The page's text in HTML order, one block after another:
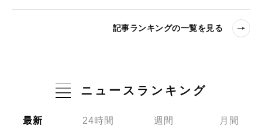
記事ランキングの一覧を見る
ニュースランキング
最新 24時間 週間 月間